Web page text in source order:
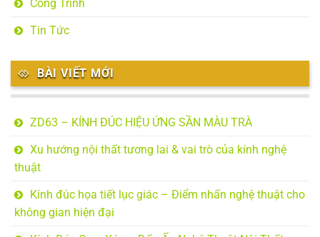
Công Trình
Tin Tức
BÀI VIẾT MỚI
ZD63 – KÍNH ĐÚC HIỆU ỨNG SẦN MÀU TRÀ
Xu hướng nội thất tương lai & vai trò của kính nghệ
thuật
Kính đúc họa tiết lục giác – Điểm nhấn nghệ thuật cho
không gian hiện đại